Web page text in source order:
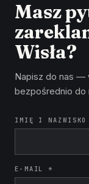
Masz
Wisła?
Napisz do nas —
bezpośrednio do
IMIĘ I
E-MAIL *